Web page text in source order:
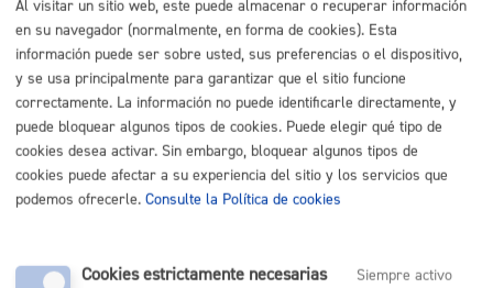
ONLINE
PRESENCIAL
TELÉFONO
MÁQUINA
Envío de factura electrónica
PRESENCIAL
Al visitar un sitio web, este puede almacenar o recuperar información
en su navegador (normalmente, en forma de cookies). Esta
información puede ser sobre usted, sus preferencias o el dispositivo,
y se usa principalmente para garantizar que el sitio funcione
correctamente. La información no puede identificarle directamente, y
puede bloquear algunos tipos de cookies. Puede elegir qué tipo de
cookies desea activar. Sin embargo, bloquear algunos tipos de
cookies puede afectar a su experiencia del sitio y los servicios que
podemos ofrecerle. Consulte la Política de cookies
Cookies estrictamente necesarias
Siempre activo